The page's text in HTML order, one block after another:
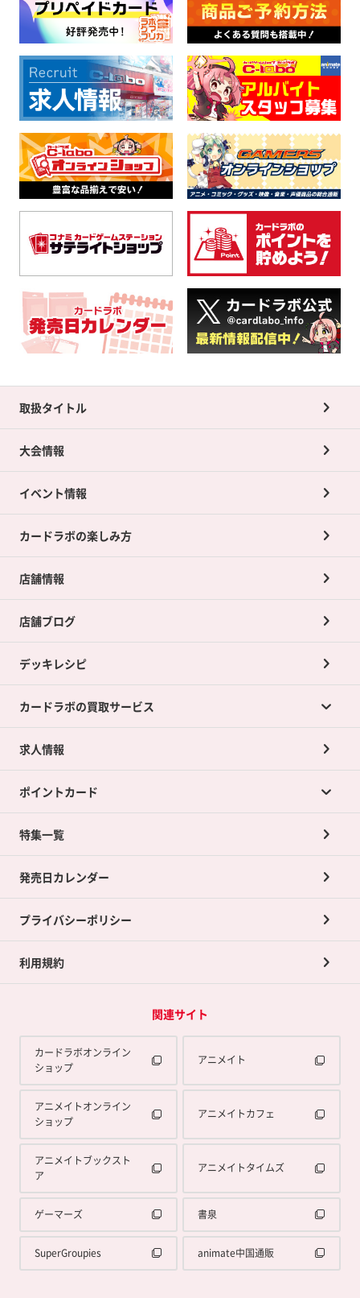
取扱タイトル
大会情報
イベント情報
カードラボの楽しみ方
店舗情報
店舗ブログ
デッキレシピ
カードラボの買取サービス
カードラボの買取サービスTOP
店舗買取について
ネット買取について
買取承諾書について
求人情報
ポイントカード
ポイントカードTOP
ポイント交換景品
特集一覧
発売日カレンダー
プライバシーポリシー
利用規約
関連サイト
カードラボオンライン
ショップ
アニメイト
アニメイトオンライン
ショップ
アニメイトカフェ
アニメイトブックスト
ア
アニメイトタイムズ
ゲーマーズ 書泉
SuperGroupies animate中国通販